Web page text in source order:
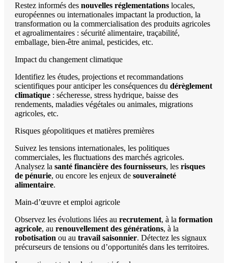
Restez informés des nouvelles réglementations locales,
européennes ou internationales impactant la production, la
transformation ou la commercialisation des produits agricoles
et agroalimentaires : sécurité alimentaire, traçabilité,
emballage, bien-être animal, pesticides, etc.
Impact du changement climatique
Identifiez les études, projections et recommandations
scientifiques pour anticiper les conséquences du dérèglement
climatique : sécheresse, stress hydrique, baisse des
rendements, maladies végétales ou animales, migrations
agricoles, etc.
Risques géopolitiques et matières premières
Suivez les tensions internationales, les politiques
commerciales, les fluctuations des marchés agricoles.
Analysez la santé financière des fournisseurs, les risques
de pénurie, ou encore les enjeux de souveraineté
alimentaire.
Main-d’œuvre et emploi agricole
Observez les évolutions liées au recrutement, à la formation
agricole, au renouvellement des générations, à la
robotisation ou au travail saisonnier. Détectez les signaux
précurseurs de tensions ou d’opportunités dans les territoires.